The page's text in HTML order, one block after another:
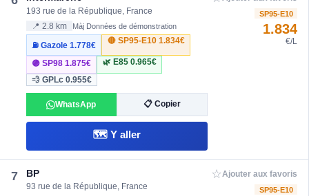
193 rue de la République, France
📍 2.8 km Màj Données de démonstration
⛽ Gazole1.778€
🔴 SP95-E10 1.834€
🟣 SP981.875€ 🌿 E85 0.965€
💨 GPLc0.955€
WhatsApp 📋 Copier
🗺️ Y aller
SP95-E10
1.834
€/L
7 BP
93 rue de la République, France
☆Ajouter aux favoris
SP95-E10